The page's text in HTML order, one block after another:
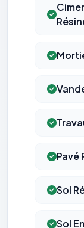
Pavé
Sol
Sol